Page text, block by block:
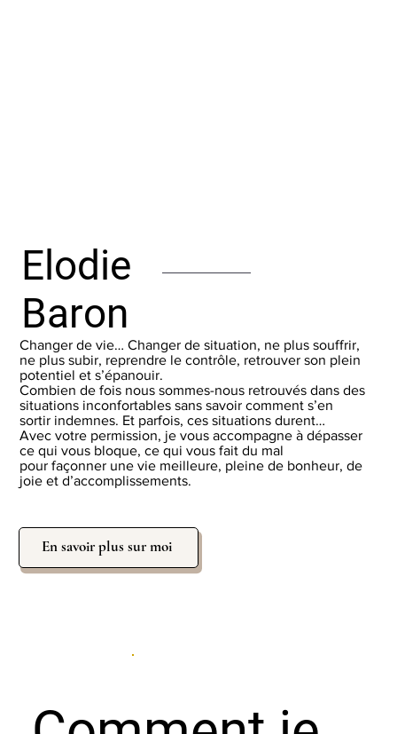
Changer de vie… Changer de situation, ne plus souffrir,
ne plus subir, reprendre le contrôle, retrouver son plein
potentiel et s’épanouir.
Combien de fois nous sommes-nous retrouvés dans des
situations inconfortables sans savoir comment s’en
sortir indemnes. Et parfois, ces situations durent…
Avec votre permission, je vous accompagne à dépasser
ce qui vous bloque, ce qui vous fait du mal
pour façonner une vie meilleure, pleine de bonheur, de
joie et d’accomplissements.
Elodie
Baron
En savoir plus sur moi